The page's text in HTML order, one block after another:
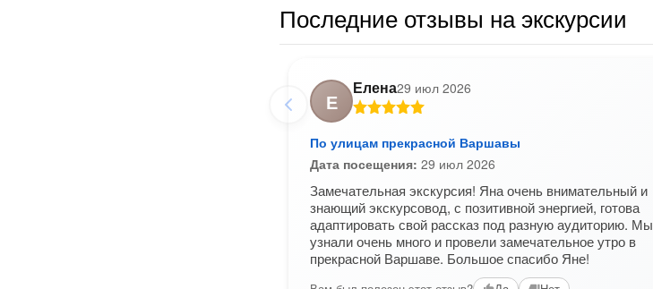
Последние отзывы на экскурсии
Е
Елена29 июл 2026
По улицам прекрасной Варшавы
Дата посещения: 29 июл 2026
Замечательная экскурсия! Яна очень внимательный и
знающий экскурсовод, с позитивной энергией, готова
адаптировать свой рассказ под разную аудиторию. Мы
узнали очень много и провели замечательное утро в
прекрасной Варшаве. Большое спасибо Яне!